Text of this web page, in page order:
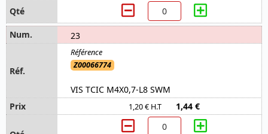
23
Z00066774
VIS TCIC M4X0,7-L8 SWM
1,20 € H.T 1,44 €